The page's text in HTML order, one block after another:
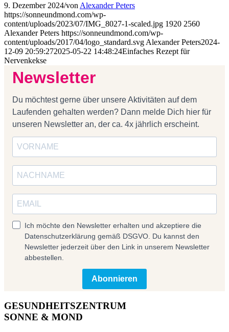
9. Dezember 2024/von Alexander Peters
https://sonneundmond.com/wp-
content/uploads/2023/07/IMG_8027-1-scaled.jpg 1920 2560
Alexander Peters https://sonneundmond.com/wp-
content/uploads/2017/04/logo_standard.svg Alexander Peters2024-
12-09 20:59:272025-05-22 14:48:24Einfaches Rezept für
Nervenkekse
Newsletter
Du möchtest gerne über unsere Aktivitäten auf dem
Laufenden gehalten werden? Dann melde Dich hier für
unseren Newsletter an, der ca. 4x jährlich erscheint.
Ich möchte den Newsletter erhalten und akzeptiere die
Datenschutzerklärung gemäß DSGVO. Du kannst den
Newsletter jederzeit über den Link in unserem Newsletter
abbestellen.
Abonnieren
GESUNDHEITSZENTRUM
SONNE & MOND